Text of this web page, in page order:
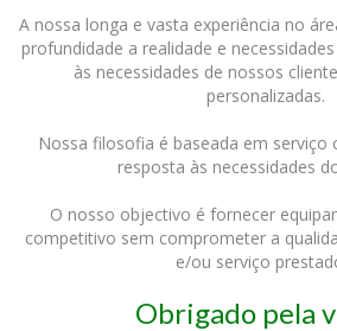
A nossa longa e vasta experiência no
profundidade a realidade e
às necessidades de nossos
personalizadas.
Nossa filosofia é baseada em serviço
resposta às necessidades
O nosso objectivo é fornecer
competitivo sem comprometer a
e/ou serviço
Obrigado pela